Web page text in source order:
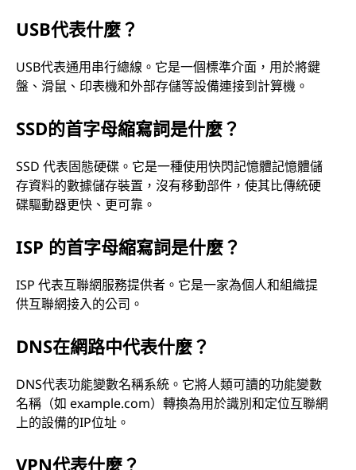
USB代表什麼？
USB代表通用串行總線。它是一個標準介面，用於將鍵
盤、滑鼠、印表機和外部存儲等設備連接到計算機。
SSD的首字母縮寫詞是什麼？
SSD 代表固態硬碟。它是一種使用快閃記憶體記憶體儲
存資料的數據儲存裝置，沒有移動部件，使其比傳統硬
碟驅動器更快、更可靠。
ISP 的首字母縮寫詞是什麼？
ISP 代表互聯網服務提供者。它是一家為個人和組織提
供互聯網接入的公司。
DNS在網路中代表什麼？
DNS代表功能變數名稱系統。它將人類可讀的功能變數
名稱（如 example.com）轉換為用於識別和定位互聯網
上的設備的IP位址。
VPN代表什麼？